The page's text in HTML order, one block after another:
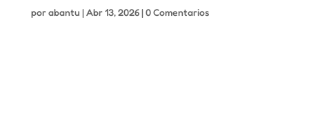
porabantu |Abr 13, 2026|0 Comentarios